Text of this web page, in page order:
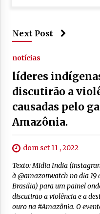
Next Post
notícias
líderes
discutirão a
causadas pelo
Amazônia.
dom set 11 , 2022
Texto: Midia India
à @amazonwatch no dia 19
Brasilia) para um painel
discutirão a violência e a
ouro na #Amazônia. O